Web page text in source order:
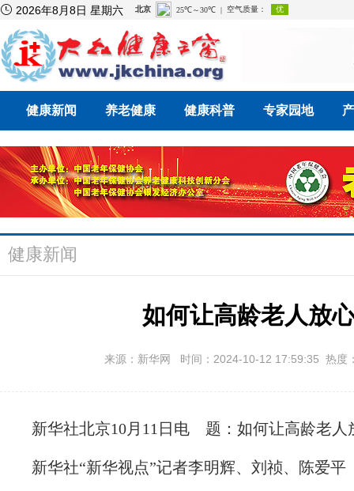
 2026年8月8日 星期六
健康新闻 养老健康 健康科普 专家园地
健康新闻
如何让高龄老人放
来源：新华网 时间：2024-10-12 17:59:35 热度
新华社北京10月11日电 题：如何让高龄老人
新华社“新华视点”记者李明辉、刘祯、陈爱平